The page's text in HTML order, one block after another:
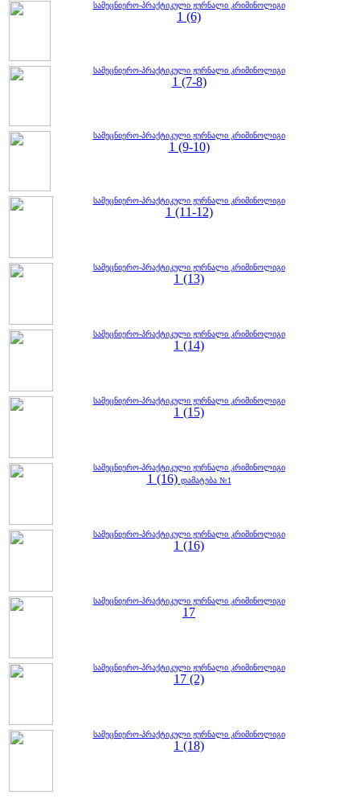
სამეცნიერო-პრაქტიკული ჟურნალი კრიმინოლიგი
1 (6)
სამეცნიერო-პრაქტიკული ჟურნალი კრიმინოლიგი
1 (7-8)
სამეცნიერო-პრაქტიკული ჟურნალი კრიმინოლიგი
1 (9-10)
სამეცნიერო-პრაქტიკული ჟურნალი კრიმინოლიგი
1 (11-12)
სამეცნიერო-პრაქტიკული ჟურნალი კრიმინოლიგი
1 (13)
სამეცნიერო-პრაქტიკული ჟურნალი კრიმინოლიგი
1 (14)
სამეცნიერო-პრაქტიკული ჟურნალი კრიმინოლიგი
1 (15)
სამეცნიერო-პრაქტიკული ჟურნალი კრიმინოლიგი
1 (16) დამატება №1
სამეცნიერო-პრაქტიკული ჟურნალი კრიმინოლიგი
1 (16)
სამეცნიერო-პრაქტიკული ჟურნალი კრიმინოლიგი
17
სამეცნიერო-პრაქტიკული ჟურნალი კრიმინოლიგი
17 (2)
სამეცნიერო-პრაქტიკული ჟურნალი კრიმინოლიგი
1 (18)